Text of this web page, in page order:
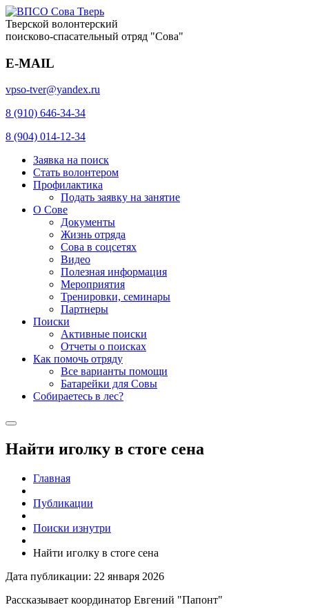
Тверской волонтерский
поисково-спасательный отряд "Сова"
E-MAIL
vpso-tver@yandex.ru
8 (910) 646-34-34
8 (904) 014-12-34
Заявка на поиск
Стать волонтером
Профилактика
Подать заявку на занятие
О Сове
Документы
Жизнь отряда
Сова в соцсетях
Видео
Полезная информация
Мероприятия
Тренировки, семинары
Партнеры
Поиски
Активные поиски
Отчеты о поисках
Как помочь отряду
Все варианты помощи
Батарейки для Совы
Собираетесь в лес?
Найти иголку в стоге сена
Главная
Публикации
Поиски изнутри
Найти иголку в стоге сена
Дата публикации: 22 января 2026
Рассказывает координатор Евгений "Папонт"